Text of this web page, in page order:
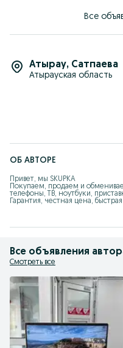
Все
Атырау, Сатпаева
Атырауская область
ОБ АВТОРЕ
Привет, мы SKUPKA
Покупаем, продаем и
телефоны, ТВ, ноутбуки,
Гарантия, честная цена,
Все объявления
Смотреть все